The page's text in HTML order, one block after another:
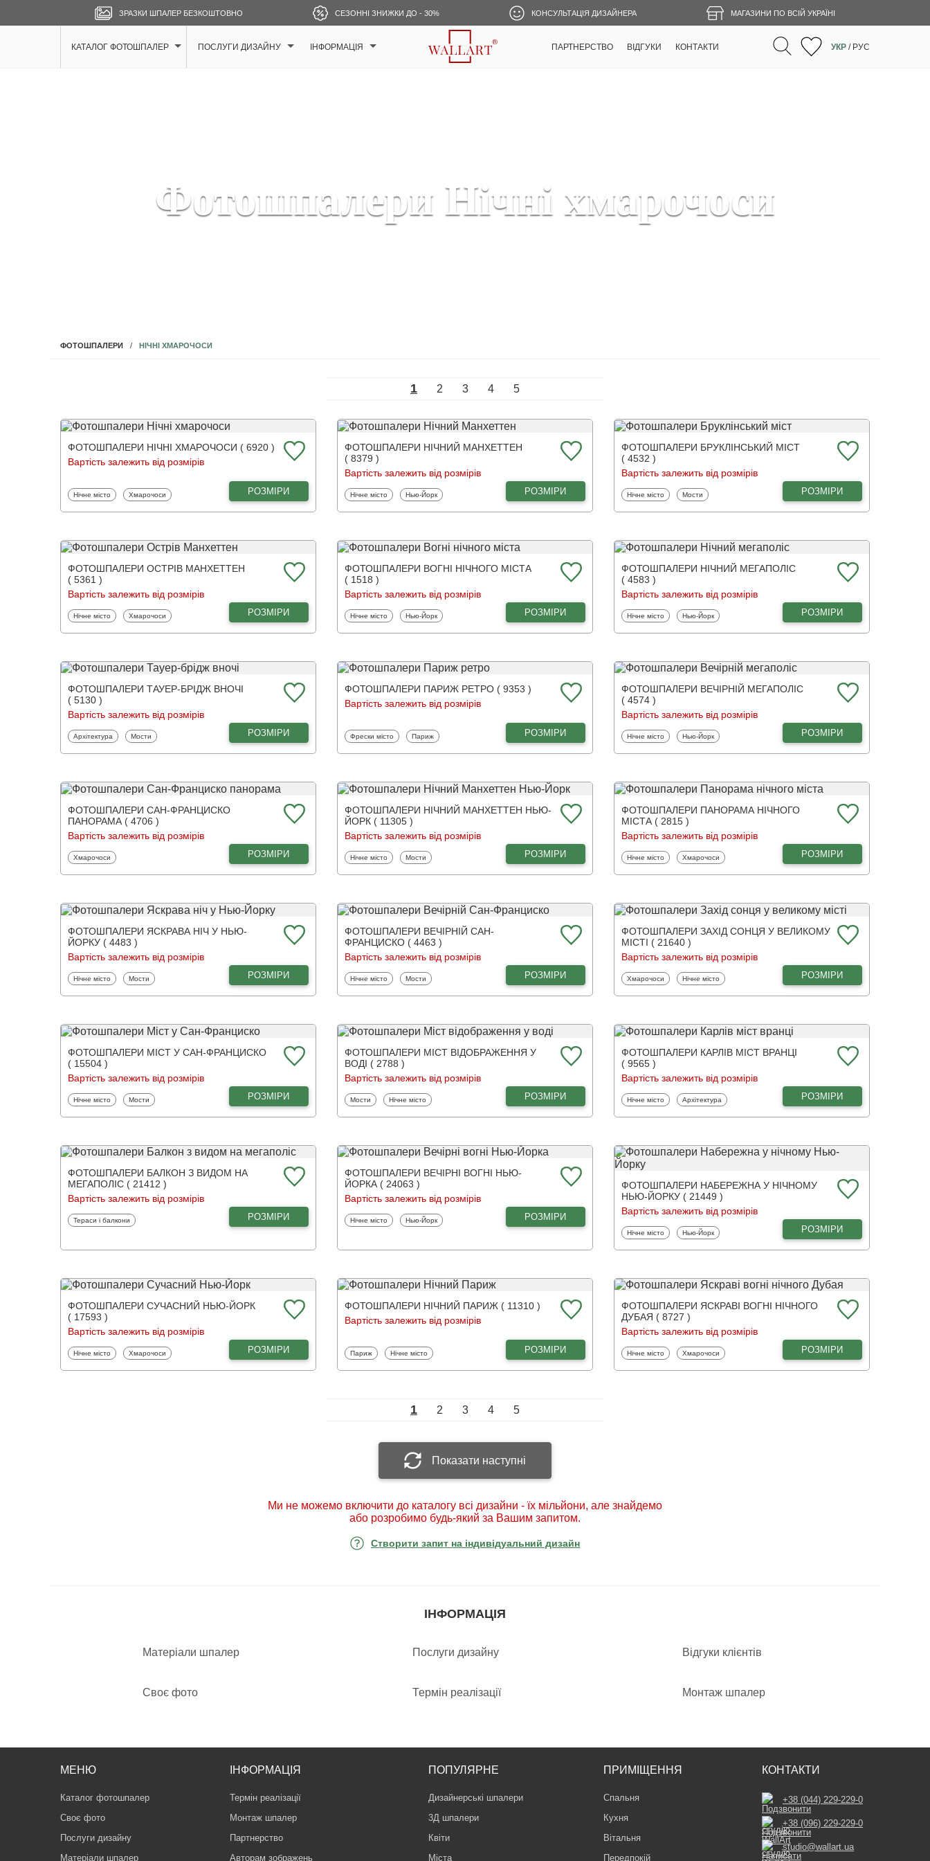
ЗРАЗКИ ШПАЛЕР БЕЗКОШТОВНО СЕЗОННІ ЗНИЖКИ ДО - 30% КОНСУЛЬТАЦІЯ ДИЗАЙНЕРА МАГАЗИНИ ПО ВСІЙ УКРАЇНІ
КАТАЛОГ ФОТОШПАЛЕР ПОСЛУГИ ДИЗАЙНУ ІНФОРМАЦІЯ ПАРТНЕРСТВО ВІДГУКИ КОНТАКТИ УКР / РУС
Фотошпалери Нічні хмарочоси
ФОТОШПАЛЕРИ НІЧНІ ХМАРОЧОСИ
1 2 3 4 5
ФОТОШПАЛЕРИ НІЧНІ ХМАРОЧОСИ ( 6920 )
Вартість залежить від розмірів
Фотошпалери
Нічне місто Фотошпалери
Хмарочоси РОЗМІРИ
ФОТОШПАЛЕРИ НІЧНИЙ МАНХЕТТЕН
( 8379 )
Вартість залежить від розмірів
Фотошпалери
Нічне місто Фотошпалери
Нью-Йорк РОЗМІРИ
ФОТОШПАЛЕРИ БРУКЛІНСЬКИЙ МІСТ
( 4532 )
Вартість залежить від розмірів
Фотошпалери
Нічне місто Фотошпалери
Мости РОЗМІРИ
ФОТОШПАЛЕРИ ОСТРІВ МАНХЕТТЕН
( 5361 )
Вартість залежить від розмірів
Фотошпалери
Нічне місто Фотошпалери
Хмарочоси РОЗМІРИ
ФОТОШПАЛЕРИ ВОГНІ НІЧНОГО МІСТА
( 1518 )
Вартість залежить від розмірів
Фотошпалери
Нічне місто Фотошпалери
Нью-Йорк РОЗМІРИ
ФОТОШПАЛЕРИ НІЧНИЙ МЕГАПОЛІС
( 4583 )
Вартість залежить від розмірів
Фотошпалери
Нічне місто Фотошпалери
Нью-Йорк РОЗМІРИ
ФОТОШПАЛЕРИ ТАУЕР-БРІДЖ ВНОЧІ
( 5130 )
Вартість залежить від розмірів
Фотошпалери
Архітектура Фотошпалери
Мости РОЗМІРИ
ФОТОШПАЛЕРИ ПАРИЖ РЕТРО ( 9353 )
Вартість залежить від розмірів
Фотошпалери
Фрески місто Фотошпалери
Париж РОЗМІРИ
ФОТОШПАЛЕРИ ВЕЧІРНІЙ МЕГАПОЛІС
( 4574 )
Вартість залежить від розмірів
Фотошпалери
Нічне місто Фотошпалери
Нью-Йорк РОЗМІРИ
ФОТОШПАЛЕРИ САН-ФРАНЦИСКО
ПАНОРАМА ( 4706 )
Вартість залежить від розмірів
Фотошпалери
Хмарочоси РОЗМІРИ
ФОТОШПАЛЕРИ НІЧНИЙ МАНХЕТТЕН НЬЮ-
ЙОРК ( 11305 )
Вартість залежить від розмірів
Фотошпалери
Нічне місто Фотошпалери
Мости РОЗМІРИ
ФОТОШПАЛЕРИ ПАНОРАМА НІЧНОГО
МІСТА ( 2815 )
Вартість залежить від розмірів
Фотошпалери
Нічне місто Фотошпалери
Хмарочоси РОЗМІРИ
ФОТОШПАЛЕРИ ЯСКРАВА НІЧ У НЬЮ-
ЙОРКУ ( 4483 )
Вартість залежить від розмірів
Фотошпалери
Нічне місто Фотошпалери
Мости РОЗМІРИ
ФОТОШПАЛЕРИ ВЕЧІРНІЙ САН-
ФРАНЦИСКО ( 4463 )
Вартість залежить від розмірів
Фотошпалери
Нічне місто Фотошпалери
Мости РОЗМІРИ
ФОТОШПАЛЕРИ ЗАХІД СОНЦЯ У ВЕЛИКОМУ
МІСТІ ( 21640 )
Вартість залежить від розмірів
Фотошпалери
Хмарочоси Фотошпалери
Нічне місто РОЗМІРИ
ФОТОШПАЛЕРИ МІСТ У САН-ФРАНЦИСКО
( 15504 )
Вартість залежить від розмірів
Фотошпалери
Нічне місто Фотошпалери
Мости РОЗМІРИ
ФОТОШПАЛЕРИ МІСТ ВІДОБРАЖЕННЯ У
ВОДІ ( 2788 )
Вартість залежить від розмірів
Фотошпалери
Мости Фотошпалери
Нічне місто РОЗМІРИ
ФОТОШПАЛЕРИ КАРЛІВ МІСТ ВРАНЦІ
( 9565 )
Вартість залежить від розмірів
Фотошпалери
Нічне місто Фотошпалери
Архітектура РОЗМІРИ
ФОТОШПАЛЕРИ БАЛКОН З ВИДОМ НА
МЕГАПОЛІС ( 21412 )
Вартість залежить від розмірів
Фотошпалери
Тераси і балкони РОЗМІРИ
ФОТОШПАЛЕРИ ВЕЧІРНІ ВОГНІ НЬЮ-
ЙОРКА ( 24063 )
Вартість залежить від розмірів
Фотошпалери
Нічне місто Фотошпалери
Нью-Йорк РОЗМІРИ
ФОТОШПАЛЕРИ НАБЕРЕЖНА У НІЧНОМУ
НЬЮ-ЙОРКУ ( 21449 )
Вартість залежить від розмірів
Фотошпалери
Нічне місто Фотошпалери
Нью-Йорк РОЗМІРИ
ФОТОШПАЛЕРИ СУЧАСНИЙ НЬЮ-ЙОРК
( 17593 )
Вартість залежить від розмірів
Фотошпалери
Нічне місто Фотошпалери
Хмарочоси РОЗМІРИ
ФОТОШПАЛЕРИ НІЧНИЙ ПАРИЖ ( 11310 )
Вартість залежить від розмірів
Фотошпалери
Париж Фотошпалери
Нічне місто РОЗМІРИ
ФОТОШПАЛЕРИ ЯСКРАВІ ВОГНІ НІЧНОГО
ДУБАЯ ( 8727 )
Вартість залежить від розмірів
Фотошпалери
Нічне місто Фотошпалери
Хмарочоси РОЗМІРИ
1 2 3 4 5
Показати наступні
Ми не можемо включити до каталогу всі дизайни - їх мільйони, але знайдемо
або розробимо будь-який за Вашим запитом.
Створити запит на індивідуальний дизайн
ІНФОРМАЦІЯ
Матеріали шпалер Послуги дизайну Відгуки клієнтів
Своє фото Термін реалізації Монтаж шпалер
МЕНЮ
Каталог фотошпалер
Своє фото
Послуги дизайну
Матеріали шпалер
ІНФОРМАЦІЯ
Термін реалізації
Монтаж шпалер
Партнерство
Авторам зображень
ПОПУЛЯРНЕ
Дизайнерські шпалери
3Д шпалери
Квіти
Міста
ПРИМІЩЕННЯ
Спальня
Кухня
Вітальня
Передпокій
КОНТАКТИ
+38 (044) 229-229-0
+38 (096) 229-229-0
studio@wallart.ua